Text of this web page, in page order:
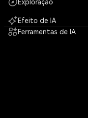
Exploração
Efeito de IA
Ferramentas de IA